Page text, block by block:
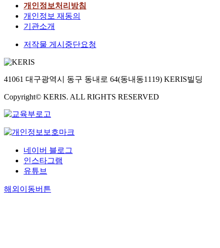
개인정보처리방침
개인정보 재동의
기관소개
저작물 게시중단요청
41061 대구광역시 동구 동내로 64(동내동1119) KERIS빌딩
Copyright© KERIS. ALL RIGHTS RESERVED
네이버 블로그
인스타그램
유튜브
해외이동버튼